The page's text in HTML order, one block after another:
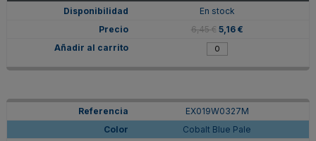
En stock
6,45 € 5,16 €
EX019W0327M
Cobalt Blue Pale